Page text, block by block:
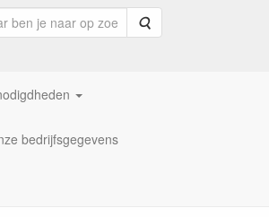
Zoeken
bedrijfsgegevens